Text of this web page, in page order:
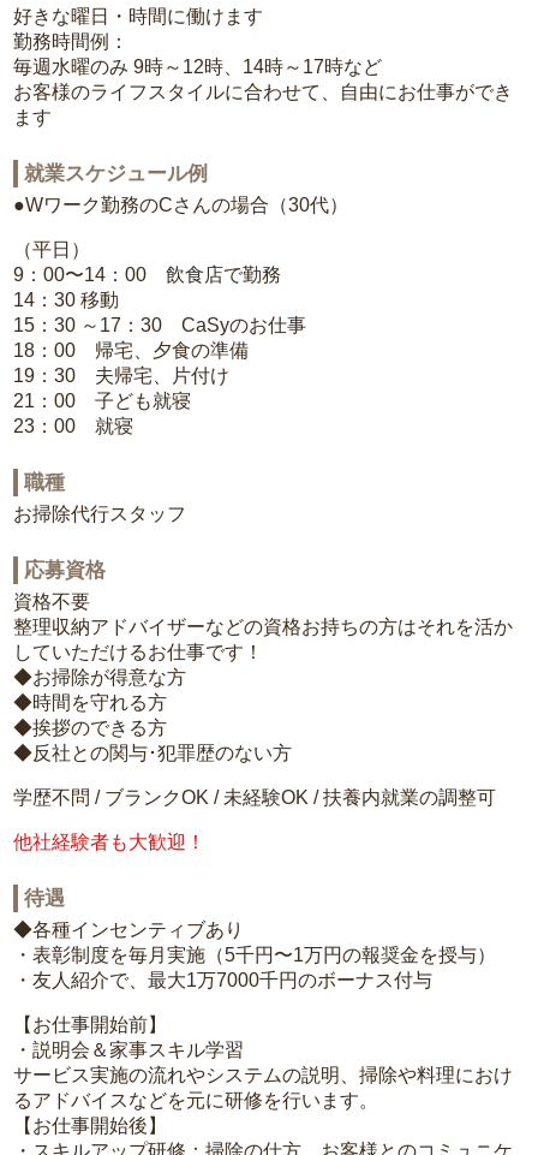
好きな曜日・時間に働けます
勤務時間例：
毎週水曜のみ 9時～12時、14時～17時など
お客様のライフスタイルに合わせて、自由にお仕事ができ
ます
就業スケジュール例
●Wワーク勤務のCさんの場合（30代）
（平日）
9：00〜14：00 飲食店で勤務
14：30 移動
15：30 ～17：30 CaSyのお仕事
18：00 帰宅、夕食の準備
19：30 夫帰宅、片付け
21：00 子ども就寝
23：00 就寝
職種
お掃除代行スタッフ
応募資格
資格不要
整理収納アドバイザーなどの資格お持ちの方はそれを活か
していただけるお仕事です！
◆お掃除が得意な方
◆時間を守れる方
◆挨拶のできる方
◆反社との関与･犯罪歴のない方
学歴不問 / ブランクOK / 未経験OK / 扶養内就業の調整可
他社経験者も大歓迎！
待遇
◆各種インセンティブあり
・表彰制度を毎月実施（5千円〜1万円の報奨金を授与）
・友人紹介で、最大1万7000千円のボーナス付与
【お仕事開始前】
・説明会＆家事スキル学習
サービス実施の流れやシステムの説明、掃除や料理におけ
るアドバイスなどを元に研修を行います。
【お仕事開始後】